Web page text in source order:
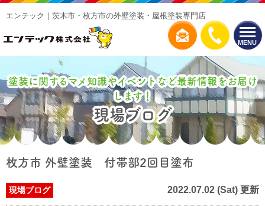
MENU
エンテック｜茨木市・枚方市の外壁塗装・屋根塗装専門店
塗装に関するマメ知識やイベントなど最新情報をお届け
します！
現場ブログ
枚方市 外壁塗装 付帯部2回目塗布
現場ブログ 2022.07.02 (Sat) 更新